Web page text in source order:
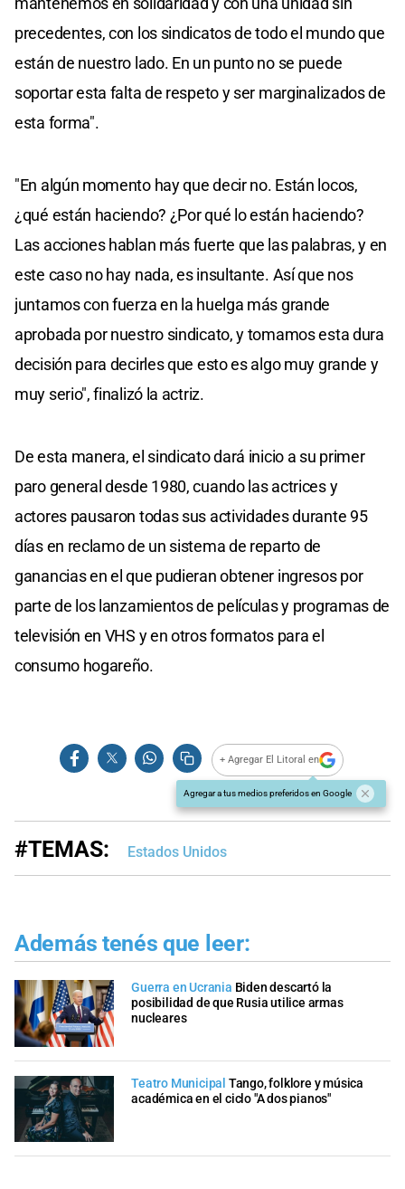
precedentes, con los sindicatos de todo el mundo que
están de nuestro lado. En un punto no se puede
soportar esta falta de respeto y ser marginalizados de
esta forma".
"En algún momento hay que decir no. Están locos,
¿qué están haciendo? ¿Por qué lo están haciendo?
Las acciones hablan más fuerte que las palabras, y en
este caso no hay nada, es insultante. Así que nos
juntamos con fuerza en la huelga más grande
aprobada por nuestro sindicato, y tomamos esta dura
decisión para decirles que esto es algo muy grande y
muy serio", finalizó la actriz.
De esta manera, el sindicato dará inicio a su primer
paro general desde 1980, cuando las actrices y
actores pausaron todas sus actividades durante 95
días en reclamo de un sistema de reparto de
ganancias en el que pudieran obtener ingresos por
parte de los lanzamientos de películas y programas de
televisión en VHS y en otros formatos para el
consumo hogareño.
+ Agregar El Litoral en
Agregar a tus medios preferidos en Google
#TEMAS: Estados Unidos
Además tenés que leer:
Guerra en Ucrania Biden descartó la
posibilidad de que Rusia utilice armas
nucleares
Teatro Municipal Tango, folklore y música
académica en el ciclo "A dos pianos"